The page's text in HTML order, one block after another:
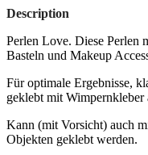
Description
Perlen Love. Diese Perlen
Basteln und Makeup
Für optimale Ergebnisse,
geklebt mit Wimpernkleber
Kann (mit Vorsicht) auch
Objekten geklebt werden.